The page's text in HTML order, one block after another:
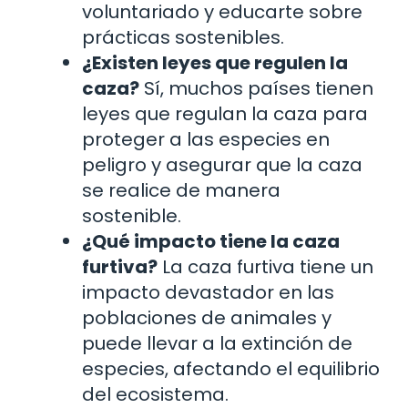
voluntariado y educarte sobre
prácticas sostenibles.
¿Existen leyes que regulen la
caza? Sí, muchos países tienen
leyes que regulan la caza para
proteger a las especies en
peligro y asegurar que la caza
se realice de manera
sostenible.
¿Qué impacto tiene la caza
furtiva? La caza furtiva tiene un
impacto devastador en las
poblaciones de animales y
puede llevar a la extinción de
especies, afectando el equilibrio
del ecosistema.